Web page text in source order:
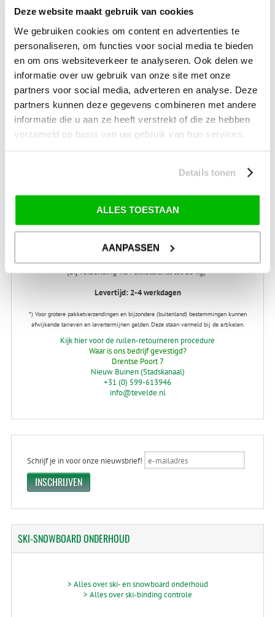
Deze website maakt gebruik van cookies
We gebruiken cookies om content en advertenties te
personaliseren, om functies voor social media te bieden
en om ons websiteverkeer te analyseren. Ook delen we
informatie over uw gebruik van onze site met onze
partners voor social media, adverteren en analyse. Deze
partners kunnen deze gegevens combineren met andere
informatie die u aan ze heeft verstrekt of die ze hebben
verzameld op basis van uw gebruik van hun services.
Details tonen
ALLES TOESTAAN
AANPASSEN
Technische onderdelen
tent-reparaties
SALE
SALE Kamperen
SALE Tuin
SALE Recreatie
SALE Schaatsen
VERZENDKOSTEN: € 8,99
GEEN VERZENDKOSTEN BOVEN € 175,-
(bij verzending via Pakketdienst tot 10 kg)*
Levertijd: 2-4 werkdagen
*) Voor grotere pakketverzendingen en bijzondere (buitenland) bestemmingen kunnen
afwijkende tarieven en levertermijnen gelden. Deze staan vermeld bij de artikelen.
Kijk hier voor de ruilen-retourneren procedure
Waar is ons bedrijf gevestigd?
Drentse Poort 7
Nieuw Buinen (Stadskanaal)
+31 (0) 599-613946
info@tevelde.nl
Schrijf je in voor onze nieuwsbrief!
SKI-SNOWBOARDONDERHOUD
> Alles over ski- en snowboard onderhoud
> Alles over ski-binding controle